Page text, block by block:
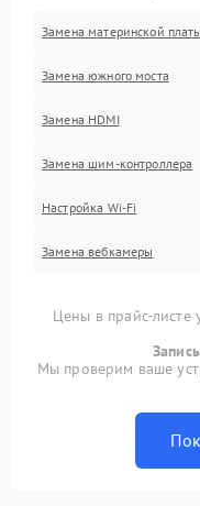
Замена материнской платы
Замена южного моста
Замена HDMI
Замена шим-контроллера
Настройка Wi-Fi
Замена вебкамеры
Цены в прайс-листе
Мы проверим ваше